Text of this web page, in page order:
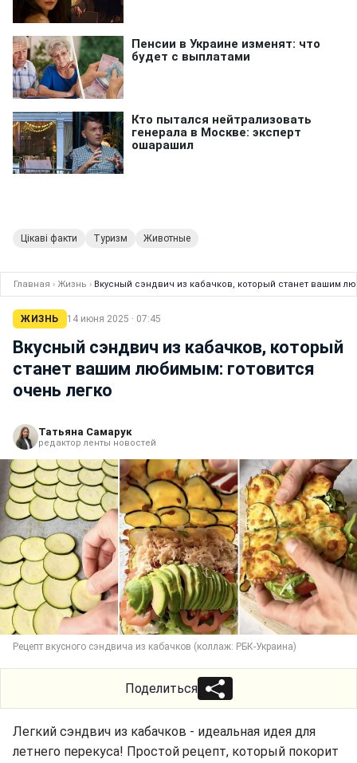
Цікаві факти Туризм Животные
Главная › Жизнь › Вкусный сэндвич из кабачков, который станет вашим
ЖИЗНЬ 14 июня 2025 · 07:45
Вкусный сэндвич из кабачков, который
станет вашим любимым: готовится
очень легко
Татьяна Самарук
редактор ленты новостей
Рецепт вкусного сэндвича из кабачков (коллаж: РБК-Украина)
Поделиться
Легкий сэндвич из кабачков - идеальная идея для
летнего перекуса! Простой рецепт, который покорит